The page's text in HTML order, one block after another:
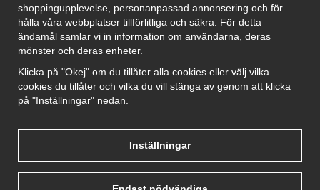
Navigation
Hur beställer jag
Gör Det Själv Paket
Montera dragkrok
SUPPORT
Villkor
shoppingupplevelse, personanpassad annonsering och för
hålla våra webbplatser tillförlitliga och säkra. För detta
ändamål samlar vi in information om användarna, deras
mönster och deras enheter.
Klicka på "Okej" om du tillåter alla cookies eller välj vilka
cookies du tillåter och vilka du vill stänga av genom att klicka
på "Inställningar" nedan.
Inställningar